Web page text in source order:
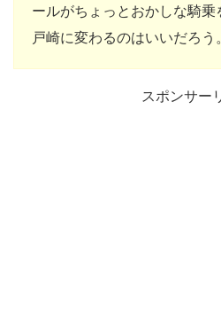
ールがちょっとおかしな騎乗
戸崎に変わるのはいいだろう。
スポンサー